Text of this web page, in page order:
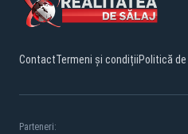
ContactTermeni și condițiiPolitică
Parteneri: